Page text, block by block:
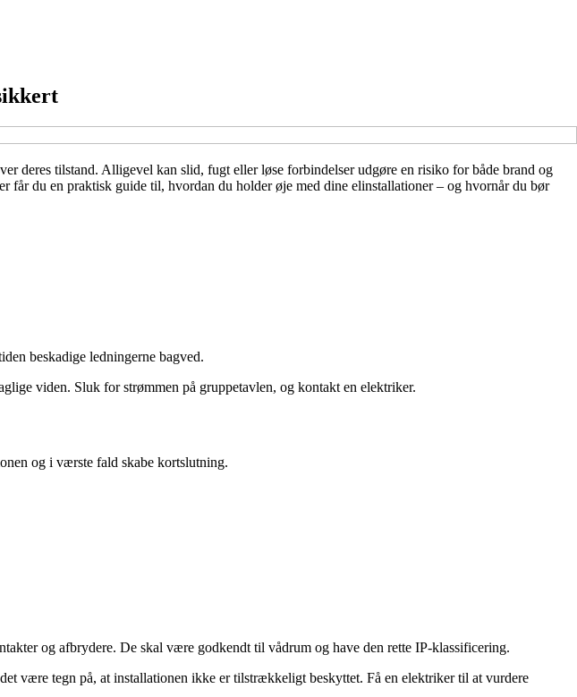
deres tilstand. Alligevel kan slid, fugt eller løse forbindelser udgøre en risiko for både brand og
du en praktisk guide til, hvordan du holder øje med dine elinstallationer – og hvornår du bør
beskadige ledningerne bagved.
viden. Sluk for strømmen på gruppetavlen, og kontakt en elektriker.
og i værste fald skabe kortslutning.
og afbrydere. De skal være godkendt til vådrum og have den rette IP-klassificering.
være tegn på, at installationen ikke er tilstrækkeligt beskyttet. Få en elektriker til at vurdere